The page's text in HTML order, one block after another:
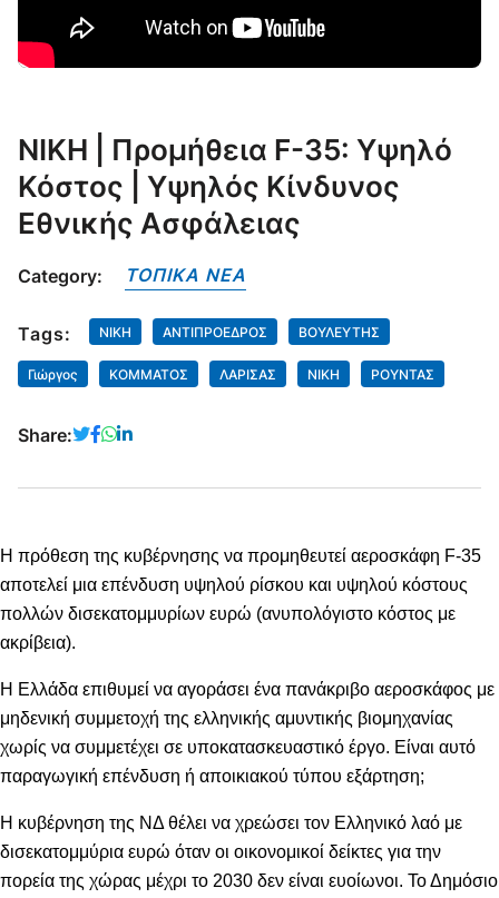
ΝΙΚΗ | Προμήθεια F-35: Υψηλό
Κόστος | Υψηλός Κίνδυνος
Εθνικής Ασφάλειας
Category: ΤΟΠΙΚΑ NEA
Tags: NIKH ΑΝΤΙΠΡΟΕΔΡΟΣ ΒΟΥΛΕΥΤΗΣ
Γιώργος ΚΟΜΜΑΤΟΣ ΛΑΡΙΣΑΣ ΝΙΚΗ ΡΟΥΝΤΑΣ
Share:
Η πρόθεση της κυβέρνησης να προμηθευτεί αεροσκάφη F-35
αποτελεί μια επένδυση υψηλού ρίσκου και υψηλού κόστους
πολλών δισεκατομμυρίων ευρώ (ανυπολόγιστο κόστος με
ακρίβεια).
Η Ελλάδα επιθυμεί να αγοράσει ένα πανάκριβο αεροσκάφος με
μηδενική συμμετοχή της ελληνικής αμυντικής βιομηχανίας
χωρίς να συμμετέχει σε υποκατασκευαστικό έργο. Είναι αυτό
παραγωγική επένδυση ή αποικιακού τύπου εξάρτηση;
Η κυβέρνηση της ΝΔ θέλει να χρεώσει τον Ελληνικό λαό με
δισεκατομμύρια ευρώ όταν οι οικονομικοί δείκτες για την
πορεία της χώρας μέχρι το 2030 δεν είναι ευοίωνοι. Το Δημόσιο